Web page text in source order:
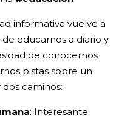
informativa vuelve a
educarnos a diario y
de conocernos
pistas sobre un
caminos:
: Interesante